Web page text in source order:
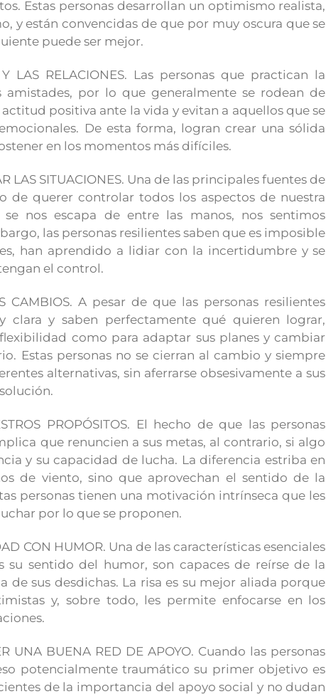
Estas personas desarrollan un optimismo realista,
y están convencidas de que por muy oscura que se
puede ser mejor.
Y LAS RELACIONES. Las personas que practican la
amistades, por lo que generalmente se rodean de
positiva ante la vida y evitan a aquellos que se
De esta forma, logran crear una sólida
en los momentos más difíciles.
LAS SITUACIONES. Una de las principales fuentes de
de querer controlar todos los aspectos de nuestra
nos escapa de entre las manos, nos sentimos
las personas resilientes saben que es imposible
han aprendido a lidiar con la incertidumbre y se
el control.
CAMBIOS. A pesar de que las personas resilientes
clara y saben perfectamente qué quieren lograr,
como para adaptar sus planes y cambiar
Estas personas no se cierran al cambio y siempre
alternativas, sin aferrarse obsesivamente a sus
PROPÓSITOS. El hecho de que las personas
que renuncien a sus metas, al contrario, si algo
y su capacidad de lucha. La diferencia estriba en
de viento, sino que aprovechan el sentido de la
personas tienen una motivación intrínseca que les
por lo que se proponen.
CON HUMOR. Una de las características esenciales
su sentido del humor, son capaces de reírse de la
de sus desdichas. La risa es su mejor aliada porque
y, sobre todo, les permite enfocarse en los
UNA BUENA RED DE APOYO. Cuando las personas
potencialmente traumático su primer objetivo es
de la importancia del apoyo social y no dudan